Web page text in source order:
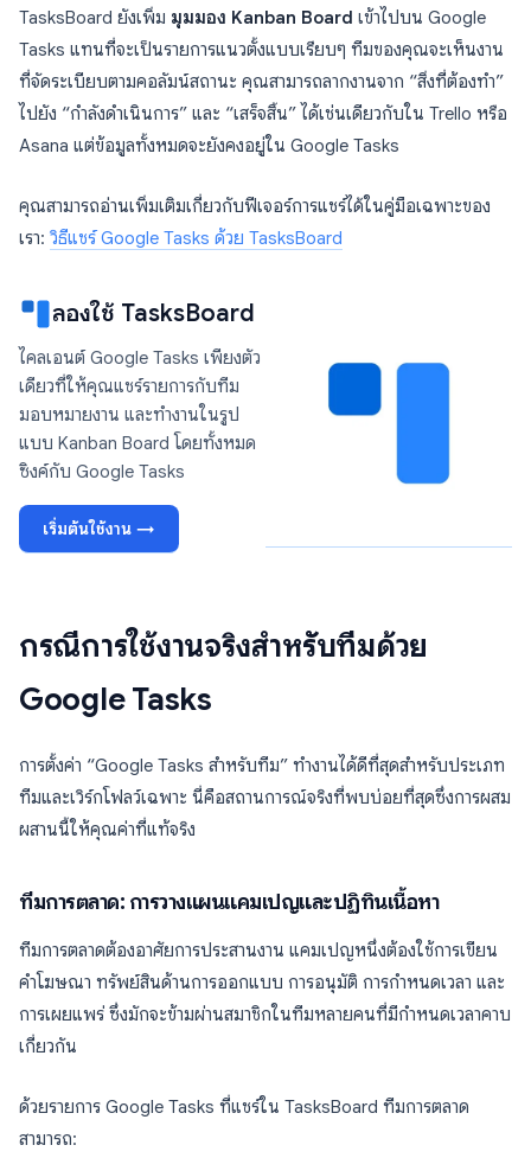
TasksBoard ยังเพิ่ม มุมมอง Kanban Board เข้าไปบน Google
Tasks แทนที่จะเป็นรายการแนวตั้งแบบเรียบๆ ทีมของคุณจะเห็นงาน
ที่จัดระเบียบตามคอลัมน์สถานะ คุณสามารถลากงานจาก “สิ่งที่ต้องทำ”
ไปยัง “กำลังดำเนินการ” และ “เสร็จสิ้น” ได้เช่นเดียวกับใน Trello หรือ
Asana แต่ข้อมูลทั้งหมดจะยังคงอยู่ใน Google Tasks
คุณสามารถอ่านเพิ่มเติมเกี่ยวกับฟีเจอร์การแชร์ได้ในคู่มือเฉพาะของ
เรา: วิธีแชร์ Google Tasks ด้วย TasksBoard
ลองใช้ TasksBoard
ไคลเอนต์ Google Tasks เพียงตัว
เดียวที่ให้คุณแชร์รายการกับทีม
มอบหมายงาน และทำงานในรูป
แบบ Kanban Board โดยทั้งหมด
ซิงค์กับ Google Tasks
เริ่มต้นใช้งาน →
กรณีการใช้งานจริงสำหรับทีมด้วย
Google Tasks
การตั้งค่า “Google Tasks สำหรับทีม” ทำงานได้ดีที่สุดสำหรับประเภท
ทีมและเวิร์กโฟลว์เฉพาะ นี่คือสถานการณ์จริงที่พบบ่อยที่สุดซึ่งการผสม
ผสานนี้ให้คุณค่าที่แท้จริง
ทีมการตลาด: การวางแผนแคมเปญและปฏิทินเนื้อหา
ทีมการตลาดต้องอาศัยการประสานงาน แคมเปญหนึ่งต้องใช้การเขียน
คำโฆษณา ทรัพย์สินด้านการออกแบบ การอนุมัติ การกำหนดเวลา และ
การเผยแพร่ ซึ่งมักจะข้ามผ่านสมาชิกในทีมหลายคนที่มีกำหนดเวลาคาบ
เกี่ยวกัน
ด้วยรายการ Google Tasks ที่แชร์ใน TasksBoard ทีมการตลาด
สามารถ: